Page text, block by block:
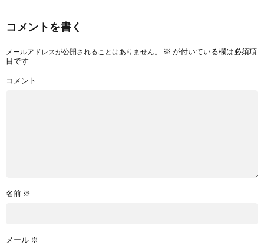
コメントを書く
メールアドレスが公開されることはありません。 ※ が付いている欄は必須項
目です
コメント
名前 ※
メール ※